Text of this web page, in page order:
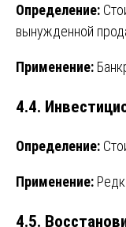
Определение:
вынужденной
Применение:
4.4.
Определение:
Применение:
4.5.